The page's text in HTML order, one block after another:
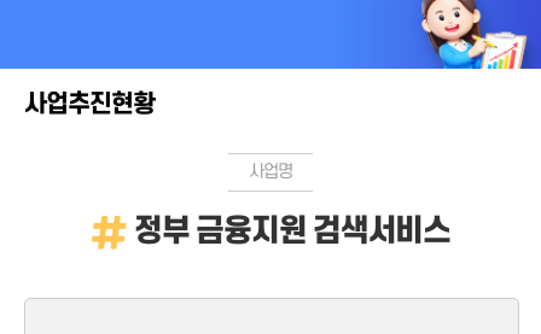
사업추진현황
사업명
정부 금융지원 검색서비스